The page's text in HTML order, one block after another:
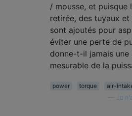
/ mousse, et
retirée, des tuyaux
sont ajoutés pour
éviter une perte de
donne-t-il jamais une
mesurable de la
power torque air-
Je